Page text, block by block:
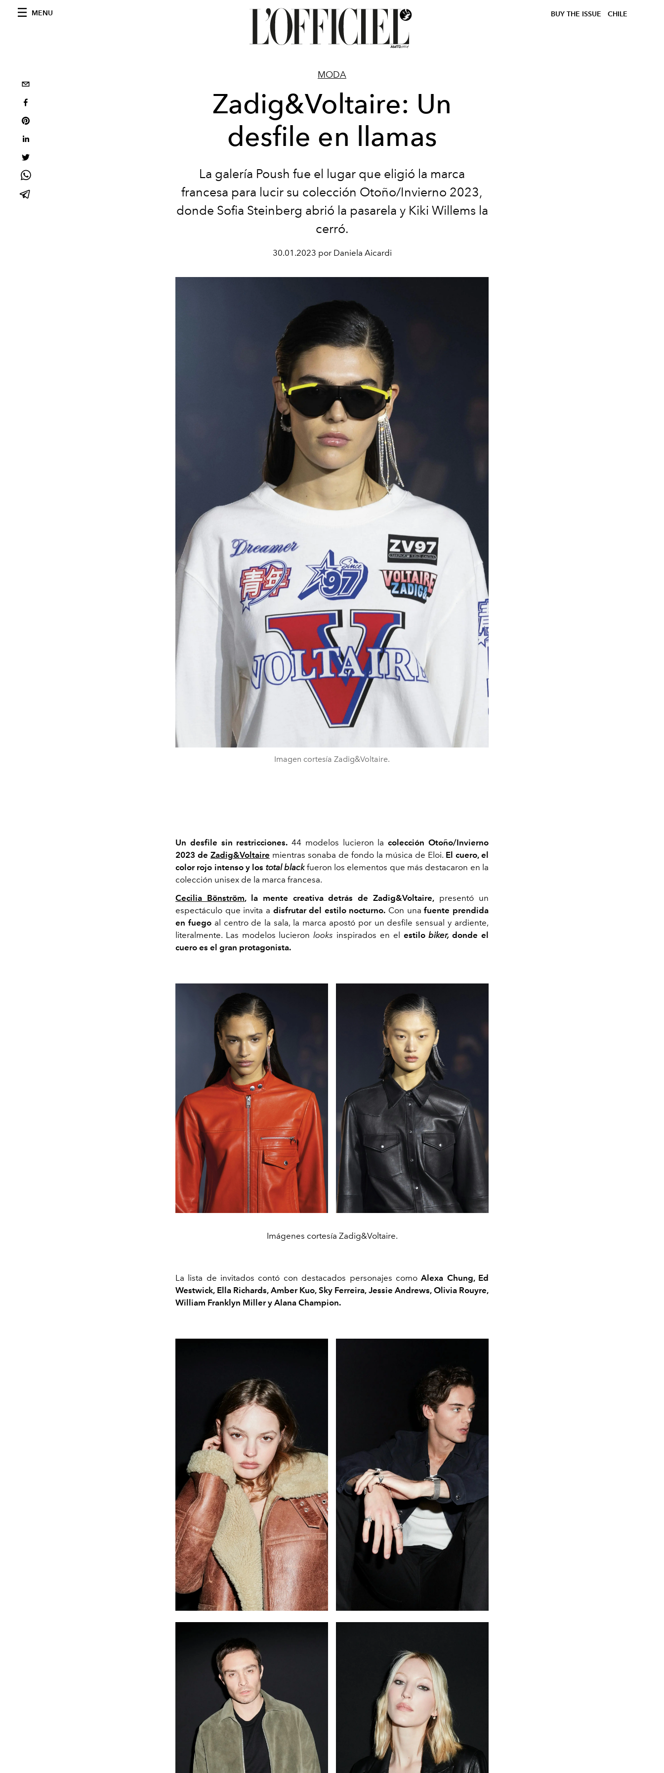
MENU BUY THE ISSUE CHILE
MODA
Zadig&Voltaire: Un
desfile en llamas
La galería Poush fue el lugar que eligió la marca
francesa para lucir su colección Otoño/Invierno 2023,
donde Sofia Steinberg abrió la pasarela y Kiki Willems la
cerró.
30.01.2023 por Daniela Aicardi
Imagen cortesía Zadig&Voltaire.
Un desfile sin restricciones. 44 modelos lucieron lacolección Otoño/Invierno
2023 de Zadig&Voltaire mientras sonaba de fondo la música de Eloi. El cuero, el
color rojo intenso y los total blackfueron los elementos que más destacaron en la
colección unisex de la marca francesa.
Cecilia Bönström, la mente creativa detrás de Zadig&Voltaire, presentó un
espectáculo que invita a disfrutar del estilo nocturno. Con unafuente prendida
en fuegoal centro de la sala, la marca apostó por un desfile sensual y ardiente,
literalmente. Las modelos lucieronlooks inspirados en el estilobiker,donde el
cuero es el gran protagonista.
Imágenes cortesía Zadig&Voltaire.
La lista de invitados contó con destacados personajes comoAlexa Chung, Ed
Westwick, Ella Richards, Amber Kuo, Sky Ferreira, Jessie Andrews, Olivia Rouyre,
William Franklyn Miller y Alana Champion.